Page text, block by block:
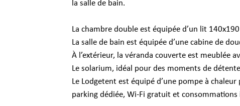
la salle de bain.
La chambre double est équipée d’un lit
La salle de bain est équipée d’une cabine de
À l’extérieur, la véranda couverte est meublée
Le solarium, idéal pour des moments de
Le Lodgetent est équipé d’une pompe à
parking dédiée, Wi-Fi gratuit et consommations